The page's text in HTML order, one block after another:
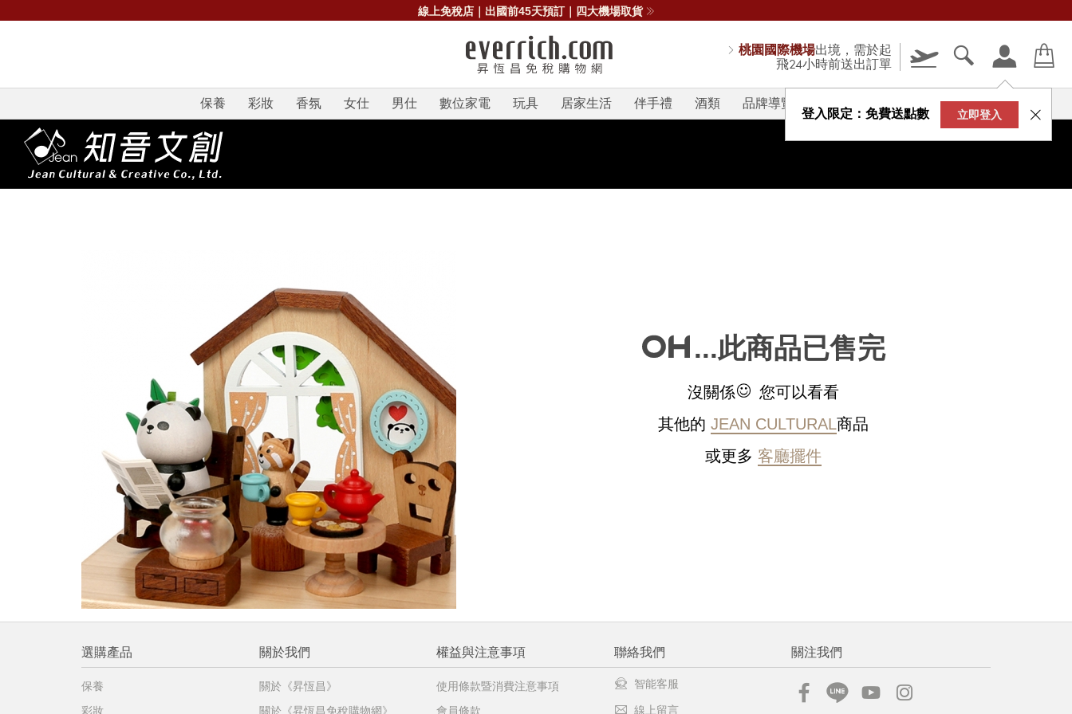
線上免稅店｜出國前45天預訂｜四大機場取貨
桃園國際機場出境，需於起
飛24小時前送出訂單
登入限定：免費送點數 立即登入
保養 彩妝 香氛 女仕 男仕 數位家電 玩具 居家生活 伴手禮 酒類 品牌導覽 V-STORY
桃園國際機場(TPE)
臺中國際機場(RMQ)
提醒您：
免稅品線上預訂服務限
不同機場的下單時間皆不相同，細節或訂購流程指引，請瀏覽購物流程說
...此商品已售完
沒關係
您可以看看
其他的 JEAN CULTURAL商品
或更多 客廳擺件
選購產品
保養
彩妝
關於我們
關於《昇恆昌》
關於《昇恆昌免稅購物網》
權益與注意事項
使用條款暨消費注意事項
會員條款
聯絡我們
智能客服
線上留言
關注我們